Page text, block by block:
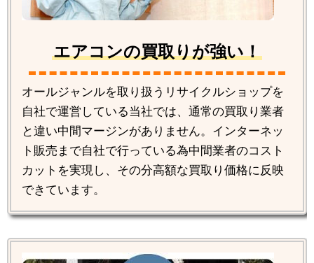
エアコンの買取りが強い！
オールジャンルを取り扱うリサイクルショップを
自社で運営している当社では、通常の買取り業者
と違い中間マージンがありません。インターネッ
ト販売まで自社で行っている為中間業者のコスト
カットを実現し、その分高額な買取り価格に反映
できています。